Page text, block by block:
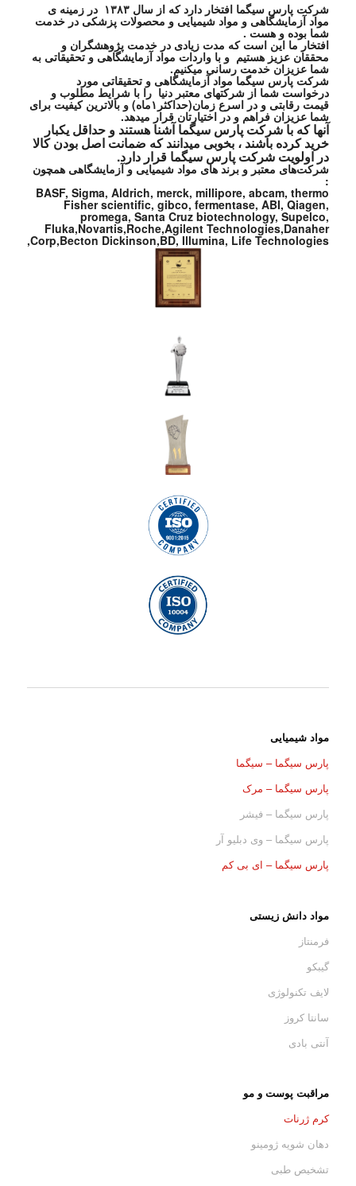
شرکت پارس سیگما افتخار دارد که از سال ۱۳۸۳ در زمینه ی
مواد آزمایشگاهی و مواد شیمیایی و محصولات پزشکی در خدمت
شما بوده و هست .
افتخار ما این است که مدت زیادی در خدمت پژوهشگران و
محققان عزیز هستیم و با واردات مواد آزمایشگاهی و تحقیقاتی به
شما عزیزان خدمت رسانی میکنیم.
شرکت پارس سیگما مواد آزمایشگاهی و تحقیقاتی مورد
درخواست شما از شرکتهای معتبر دنیا را با شرایط مطلوب و
قیمت رقابتی و در اسرع زمان(حداکثر۱ماه) و بالاترین کیفیت برای
شما عزیزان فراهم و در اختیارتان قرار میدهد.
آنها که با شرکت پارس سیگما آشنا هستند و حداقل یکبار
خرید کرده باشند ، بخوبی میدانند که ضمانت اصل بودن کالا
در اولویت شرکت پارس سیگما قرار دارد.
شرکت‌های معتبر و برند های مواد شیمیایی و آزمایشگاهی همچون
:
BASF, Sigma, Aldrich, merck, millipore, abcam, thermo
Fisher scientific, gibco, fermentase, ABI, Qiagen,
promega, Santa Cruz biotechnology, Supelco,
Fluka,Novartis,Roche,Agilent Technologies,Danaher
Corp,Becton Dickinson,BD, Illumina, Life Technologies,
مواد شیمیایی
پارس سیگما – سیگما
پارس سیگما – مرک
پارس سیگما – فیشر
پارس سیگما – وی دبلیو آر
پارس سیگما – ای بی کم
مواد دانش زیستی
فرمنتاز
گیبکو
لایف تکنولوژی
سانتا کروز
آنتی بادی
مراقبت پوست و مو
کرم ژرنات
دهان شویه ژومینو
تشخیص طبی